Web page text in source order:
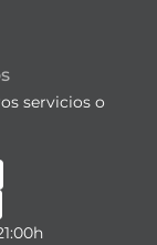
servicios o